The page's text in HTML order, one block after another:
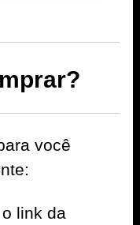
você
link da